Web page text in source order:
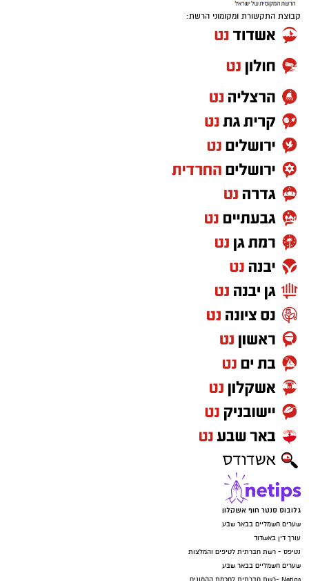
קבוצת התקשורת ומקומוני הרשת:
גלובוס סנטר חוף אשקלון
שערים חשמליים בבאר שבע
עורך דין באשדוד
נטיפס - רשת חברתית לטיפים והמלצות
שערים חשמליים בבאר שבע